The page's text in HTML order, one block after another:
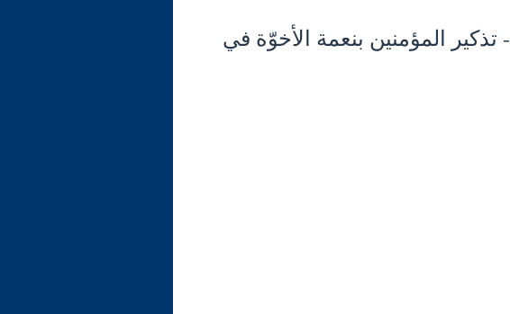
تفسير سورة الحجرات (21) الآية: 10- تذكير المؤمنين بنعمة الأخوّة في